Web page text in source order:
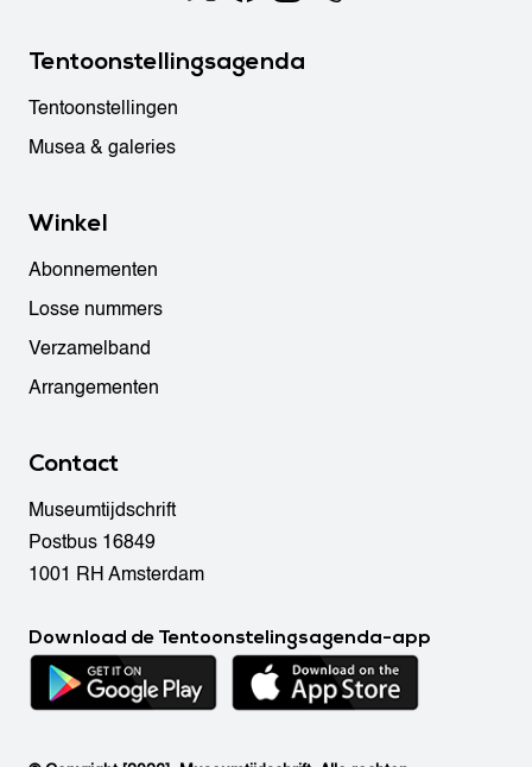
Tentoonstellingsagenda
Tentoonstellingen
Musea & galeries
Winkel
Abonnementen
Losse nummers
Verzamelband
Arrangementen
Contact
Museumtijdschrift
Postbus 16849
1001 RH Amsterdam
Download de Tentoonstelingsagenda-app